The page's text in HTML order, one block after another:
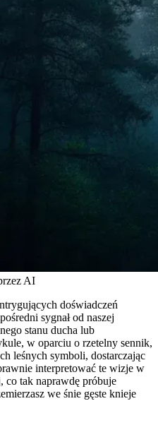
AI
doświadczeń
sygnał od naszej
stanu ducha lub
w oparciu o rzetelny sennik,
leśnych symboli, dostarczając
interpretować te wizje w
tak naprawdę próbuje
we śnie gęste knieje